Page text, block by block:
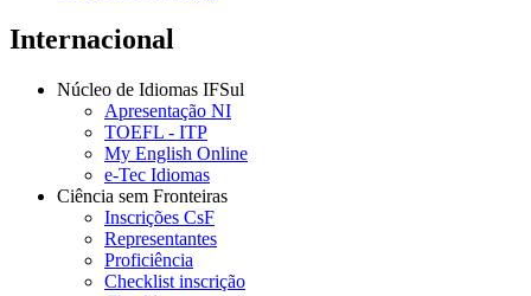
Internacional
Núcleo de Idiomas IFSul
Apresentação NI
TOEFL - ITP
My English Online
e-Tec Idiomas
Ciência sem Fronteiras
Inscrições CsF
Representantes
Proficiência
Checklist inscrição